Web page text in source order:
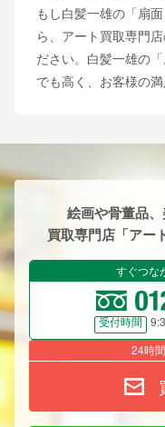
もし白髪一雄の「扇
ら、アート買取専門
ださい。白髪一雄の
でも高く、お客様の
絵画や骨董品、
買取専門店「アー
すぐつな
受付時間
24時